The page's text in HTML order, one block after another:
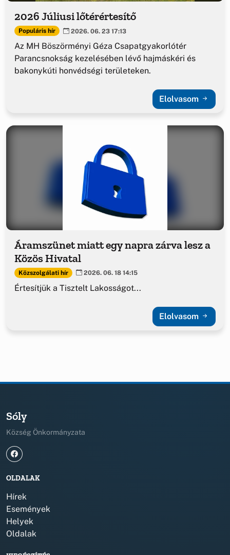
2026 Júliusi lőtérértesítő
Populáris hír 2026. 06. 23 17:13
Az MH Böszörményi Géza Csapatgyakorlótér
Parancsnokság kezelésében lévő hajmáskéri és
bakonykúti honvédségi területeken.
Elolvasom
Áramszünet miatt egy napra zárva lesz a
Közös Hivatal
Közszolgálati hír 2026. 06. 18 14:15
Értesítjük a Tisztelt Lakosságot...
Elolvasom
Sóly
Község Önkormányzata
OLDALAK
Hírek
Események
Helyek
Oldalak